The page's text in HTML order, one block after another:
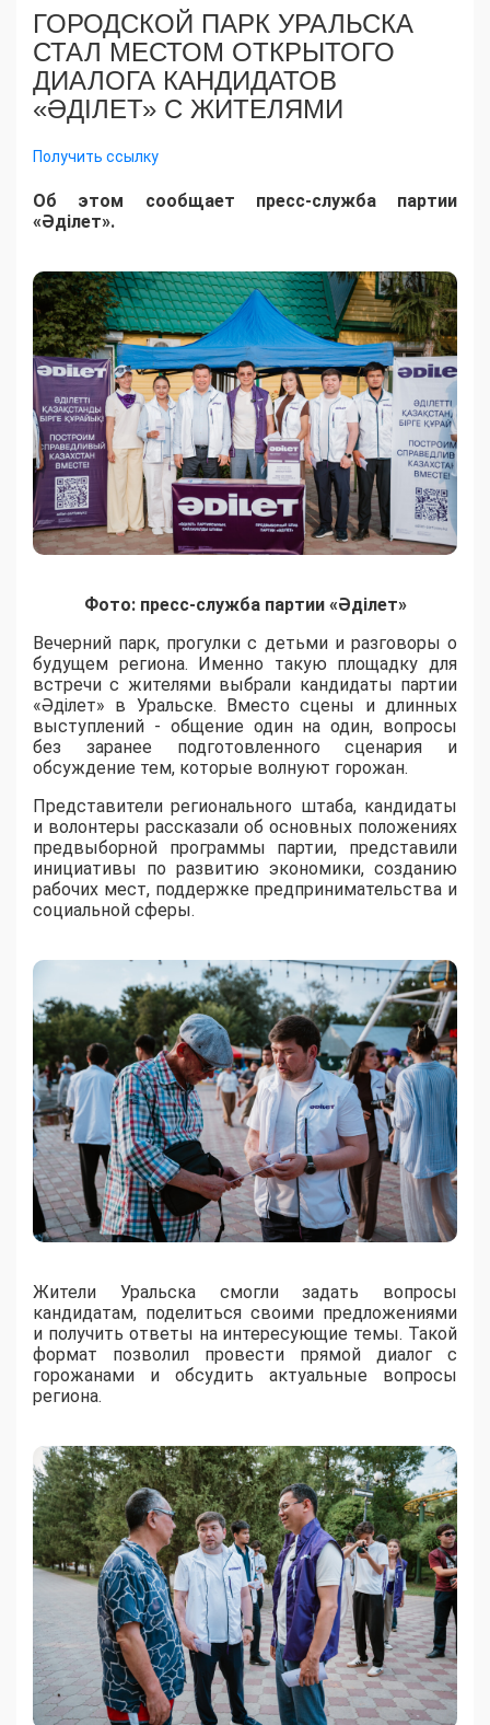
ГОРОДСКОЙ ПАРК УРАЛЬСКА
СТАЛ МЕСТОМ ОТКРЫТОГО
ДИАЛОГА КАНДИДАТОВ
«ӘДІЛЕТ» С ЖИТЕЛЯМИ
Получить ссылку
Об этом сообщает пресс-служба партии
«Әділет».
Фото: пресс-служба партии «Әділет»
Вечерний парк, прогулки с детьми и разговоры о
будущем региона. Именно такую площадку для
встречи с жителями выбрали кандидаты партии
«Әділет» в Уральске. Вместо сцены и длинных
выступлений - общение один на один, вопросы
без заранее подготовленного сценария и
обсуждение тем, которые волнуют горожан.
Представители регионального штаба, кандидаты
и волонтеры рассказали об основных положениях
предвыборной программы партии, представили
инициативы по развитию экономики, созданию
рабочих мест, поддержке предпринимательства и
социальной сферы.
Жители Уральска смогли задать вопросы
кандидатам, поделиться своими предложениями
и получить ответы на интересующие темы. Такой
формат позволил провести прямой диалог с
горожанами и обсудить актуальные вопросы
региона.